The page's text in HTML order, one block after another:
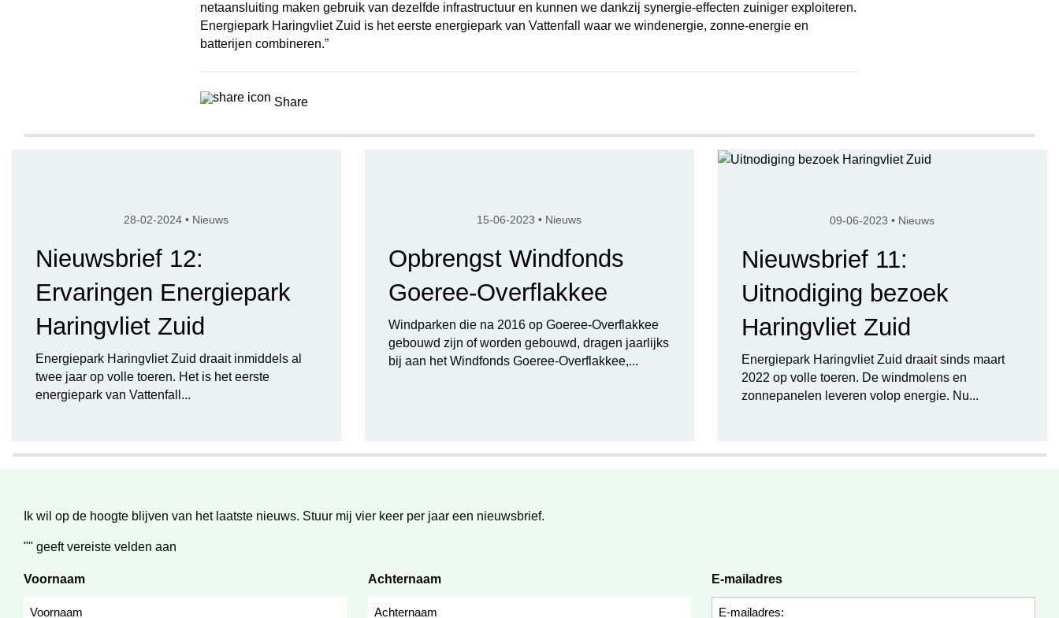
netaansluiting maken gebruik van dezelfde infrastructuur en kunnen we dankzij synergie-effecten zuiniger exploiteren.
Energiepark Haringvliet Zuid is het eerste energiepark van Vattenfall waar we windenergie, zonne-energie en
batterijen combineren.”
Share
28-02-2024 • Nieuws
Nieuwsbrief 12:
Ervaringen Energiepark
Haringvliet Zuid
Energiepark Haringvliet Zuid draait inmiddels al
twee jaar op volle toeren. Het is het eerste
energiepark van Vattenfall...
15-06-2023 • Nieuws
Opbrengst Windfonds
Goeree-Overflakkee
Windparken die na 2016 op Goeree-Overflakkee
gebouwd zijn of worden gebouwd, dragen jaarlijks
bij aan het Windfonds Goeree-Overflakkee,...
09-06-2023 • Nieuws
Nieuwsbrief 11:
Uitnodiging bezoek
Haringvliet Zuid
Energiepark Haringvliet Zuid draait sinds maart
2022 op volle toeren. De windmolens en
zonnepanelen leveren volop energie. Nu...
Ik wil op de hoogte blijven van het laatste nieuws. Stuur mij vier keer per jaar een nieuwsbrief.
"" geeft vereiste velden aan
Voornaam Achternaam E-mailadres